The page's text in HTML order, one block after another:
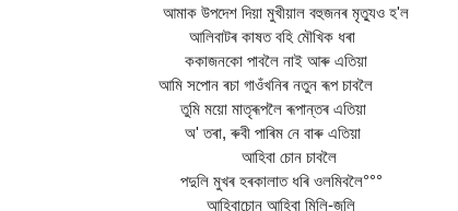
‌ আমাক উপদেশ দিয়া মুখীয়াল বহুজনৰ মৃত্যুও হ'ল
আলিবাটৰ কাষত বহি মৌখিক ধৰা
ককাজনকো পাবলৈ নাই আৰু এতিয়া
আমি সপোন ৰচা গাওঁখনিৰ নতুন ৰূপ চাবলৈ
তুমি ময়ো মাতৃৰূপলৈ ৰূপান্তৰ এতিয়া
অ' তৰা, ৰুবী পাৰিম নে বাৰু এতিয়া
আহিবা চোন চাবলৈ
পদুলি মুখৰ হৰকালাত ধৰি ওলমিবলৈ°°°
আহিবাচোন আহিবা মিলি-জুলি